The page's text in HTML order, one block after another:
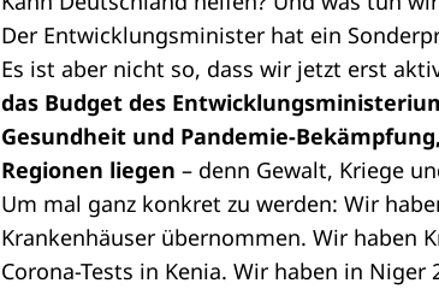
Der Entwicklungsminister hat ein
Es ist aber nicht so, dass wir jetzt erst
das Budget des
Gesundheit und Pandemie-
Regionen liegen – denn Gewalt, Kriege
Um mal ganz konkret zu werden: Wir
Krankenhäuser übernommen. Wir haben
Corona-Tests in Kenia. Wir haben in